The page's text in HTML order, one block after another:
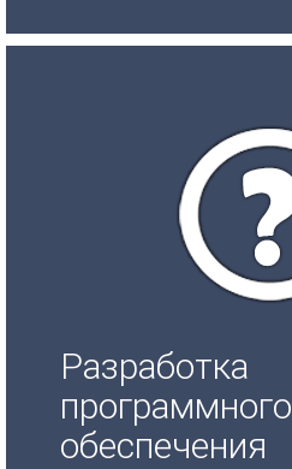
Разработка
программного
обеспечения